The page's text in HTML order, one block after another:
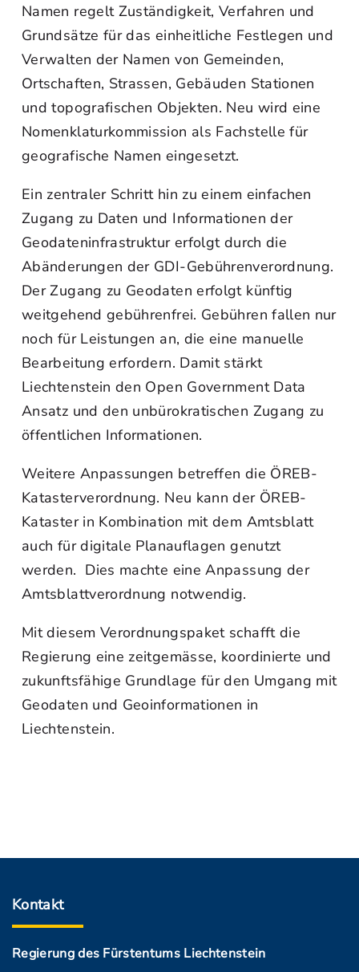
Namen regelt Zuständigkeit, Verfahren und
Grundsätze für das einheitliche Festlegen und
Verwalten der Namen von Gemeinden,
Ortschaften, Strassen, Gebäuden Stationen
und topografischen Objekten. Neu wird eine
Nomenklaturkommission als Fachstelle für
geografische Namen eingesetzt.
Ein zentraler Schritt hin zu einem einfachen
Zugang zu Daten und Informationen der
Geodateninfrastruktur erfolgt durch die
Abänderungen der GDI-Gebührenverordnung.
Der Zugang zu Geodaten erfolgt künftig
weitgehend gebührenfrei. Gebühren fallen nur
noch für Leistungen an, die eine manuelle
Bearbeitung erfordern. Damit stärkt
Liechtenstein den Open Government Data
Ansatz und den unbürokratischen Zugang zu
öffentlichen Informationen.
Weitere Anpassungen betreffen die ÖREB-
Katasterverordnung. Neu kann der ÖREB-
Kataster in Kombination mit dem Amtsblatt
auch für digitale Planauflagen genutzt
werden. Dies machte eine Anpassung der
Amtsblattverordnung notwendig.
Mit diesem Verordnungspaket schafft die
Regierung eine zeitgemässe, koordinierte und
zukunftsfähige Grundlage für den Umgang mit
Geodaten und Geoinformationen in
Liechtenstein.
Kontakt
Regierung des Fürstentums Liechtenstein